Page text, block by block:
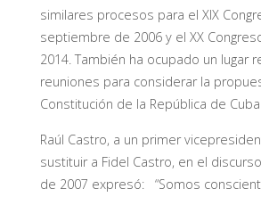
similares procesos para el XIX
septiembre de 2006 y el XX
2014. También ha ocupado un lugar
reuniones para considerar la
Constitución de la República de
Raúl Castro, a un primer
sustituir a Fidel Castro, en el
de 2007 expresó: “Somos